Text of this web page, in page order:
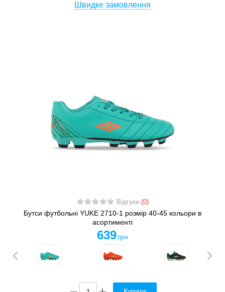
Швидке замовлення
Відгуки (0)
Бутси футбольні YUKE 2710-1 розмір 40-45 кольори в
асортименті
639 грн